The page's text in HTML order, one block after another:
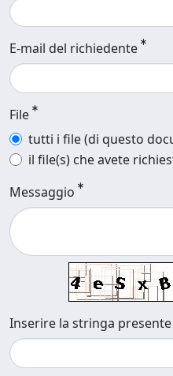
E-mail del richiedente
File
tutti i file (di questo
il file(s) che avete
Messaggio
Inserire la stringa